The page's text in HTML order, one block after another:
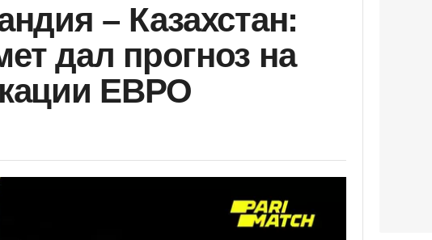
– Казахстан:
дал прогноз на
ЕВРО